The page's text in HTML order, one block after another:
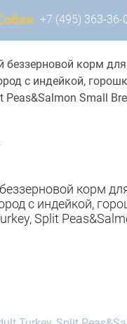
+7 (495) 363-36-
беззерновой корм
с индейкой,
Peas&Salmon Small
корм
с индейкой,
Split